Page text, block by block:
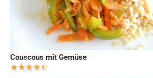
Couscous mit Gemüse